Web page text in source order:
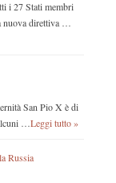
i 27 Stati membri
nuova direttiva …
San Pio X è di
… Leggi tutto »
Russia